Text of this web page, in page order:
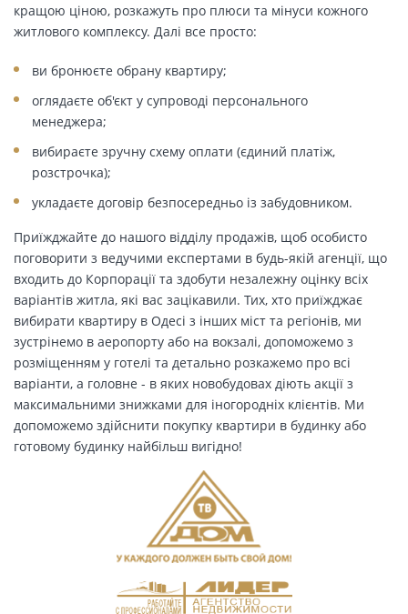
кращою ціною, розкажуть про плюси та мінуси кожного
житлового комплексу. Далі все просто:
ви бронюєте обрану квартиру;
оглядаєте об'єкт у супроводі персонального
менеджера;
вибираєте зручну схему оплати (єдиний платіж,
розстрочка);
укладаєте договір безпосередньо із забудовником.
Приїжджайте до нашого відділу продажів, щоб особисто
поговорити з ведучими експертами в будь-якій агенції, що
входить до Корпорації та здобути незалежну оцінку всіх
варіантів житла, які вас зацікавили. Тих, хто приїжджає
вибирати квартиру в Одесі з інших міст та регіонів, ми
зустрінемо в аеропорту або на вокзалі, допоможемо з
розміщенням у готелі та детально розкажемо про всі
варіанти, а головне - в яких новобудовах діють акції з
максимальними знижками для іногородніх клієнтів. Ми
допоможемо здійснити покупку квартири в будинку або
готовому будинку найбільш вигідно!